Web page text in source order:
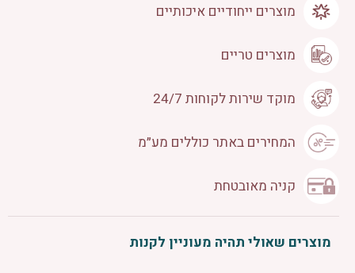
מוצרים ייחודיים איכותיים
מוצרים טריים
מוקד שירות לקוחות 24/7
המחירים באתר כוללים מע״מ
קניה מאובטחת
מוצרים שאולי תהיה מעוניין לקנות